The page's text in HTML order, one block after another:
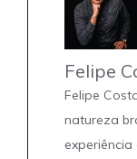
Felipe
Felipe
natureza